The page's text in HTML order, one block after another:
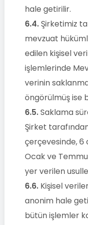
hale getirilir.
6.4.Şirketimiz
mevzuat
edilen kişisel
işlemlerinde
verinin
öngörülmüş ise
6.5.Saklama
Şirket
çerçevesinde, 6
Ocak ve
yer verilen
6.6.Kişisel
anonim hale
bütün işlemler